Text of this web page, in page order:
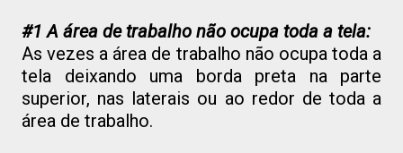
#1 A área de trabalho não ocupa toda a tela:
As vezes a área de trabalho não ocupa toda a
tela deixando uma borda preta na parte
superior, nas laterais ou ao redor de toda a
área de trabalho.